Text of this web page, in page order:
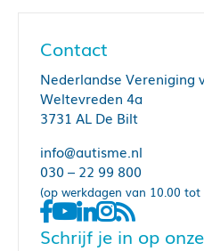
Contact
Nederlandse Vereniging
Weltevreden 4a
3731 AL De Bilt
info@autisme.nl
030 – 22 99 800
(op werkdagen van 10.00 tot
Schrijf je in op